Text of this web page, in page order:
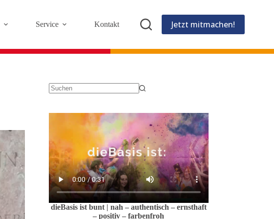
Service Kontakt Jetzt mitmachen!
dieBasis ist bunt | nah – authentisch – ernsthaft
– positiv – farbenfroh